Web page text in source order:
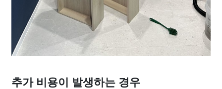
추가 비용이 발생하는 경우